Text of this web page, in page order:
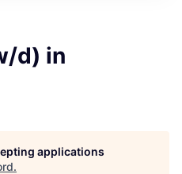
d) in
applications
.